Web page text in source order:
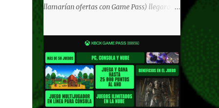
llamarían ofertas con Game Pass) llegaron a
10/11, varios de los juegos que están de
oferta también cuentan con soporte para
Xbox Play Anywhere, lo que nos permite
jugarlos y mantener un progreso
compartido en Windows PC y Xbox, y
tenemos un listado de juegos compatibles